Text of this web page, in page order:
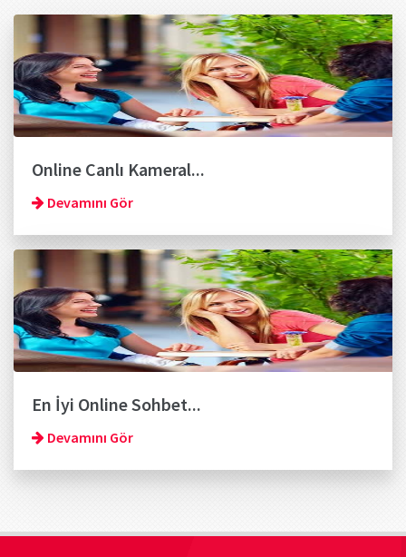
Online Canlı Kameral...
Devamını Gör
En İyi Online Sohbet...
Devamını Gör